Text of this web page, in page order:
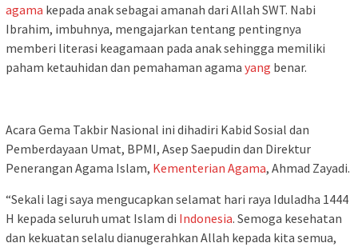
agama kepada anak sebagai amanah dari Allah SWT. Nabi
Ibrahim, imbuhnya, mengajarkan tentang pentingnya
memberi literasi keagamaan pada anak sehingga memiliki
paham ketauhidan dan pemahaman agama yang benar.
Acara Gema Takbir Nasional ini dihadiri Kabid Sosial dan
Pemberdayaan Umat, BPMI, Asep Saepudin dan Direktur
Penerangan Agama Islam, Kementerian Agama, Ahmad Zayadi.
“Sekali lagi saya mengucapkan selamat hari raya Iduladha 1444
H kepada seluruh umat Islam di Indonesia. Semoga kesehatan
dan kekuatan selalu dianugerahkan Allah kepada kita semua,